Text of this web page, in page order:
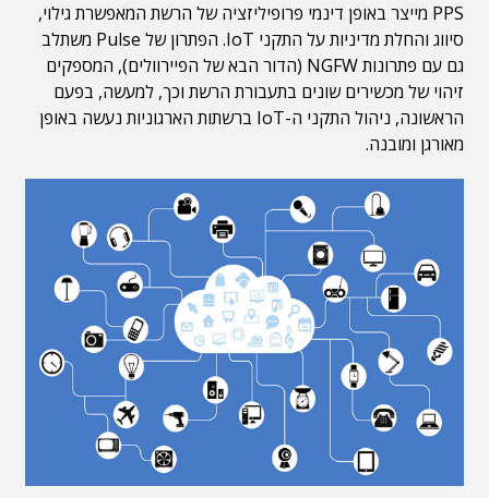
PPS מייצר באופן דינמי פרופיליזציה של הרשת המאפשרת גילוי,
סיווג והחלת מדיניות על התקני IoT. הפתרון של Pulse משתלב
גם עם פתרונות NGFW (הדור הבא של הפיירוולים), המספקים
זיהוי של מכשירים שונים בתעבורת הרשת וכך, למעשה, בפעם
הראשונה, ניהול התקני ה-IoT ברשתות הארגוניות נעשה באופן
מאורגן ומובנה.